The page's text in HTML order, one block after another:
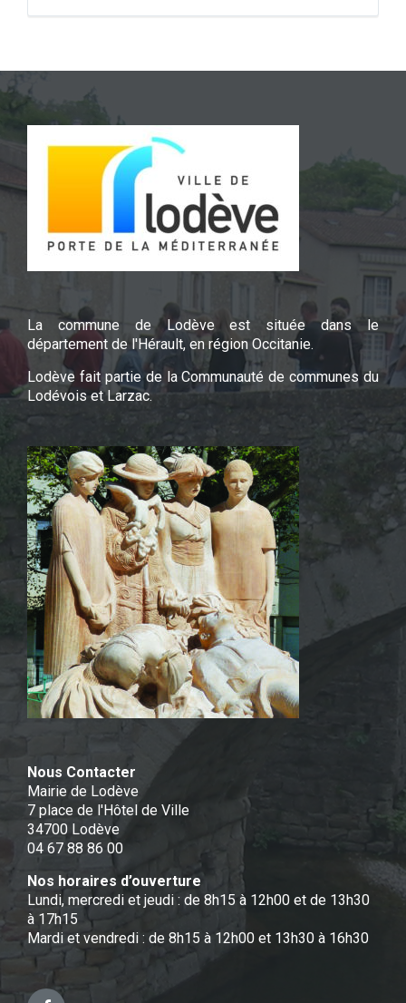
La commune de Lodève est située dans le
département de l'Hérault, en région Occitanie.
Lodève fait partie de la Communauté de communes du
Lodévois et Larzac.
Nous Contacter
Mairie de Lodève
7 place de l'Hôtel de Ville
34700 Lodève
04 67 88 86 00
Nos horaires d’ouverture
Lundi, mercredi et jeudi : de 8h15 à 12h00 et de 13h30
à 17h15
Mardi et vendredi : de 8h15 à 12h00 et 13h30 à 16h30